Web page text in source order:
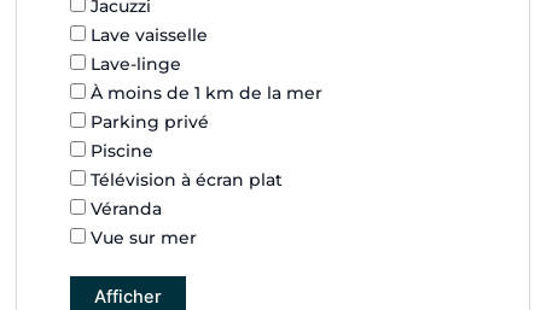
Jacuzzi
Lave vaisselle
Lave-linge
À moins de 1 km de la mer
Parking privé
Piscine
Télévision à écran plat
Véranda
Vue sur mer